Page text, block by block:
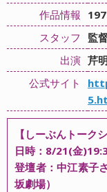
作品情報
スタッフ
監
出演 芹
公式サイト
【しーぶんトーク
日時：8/21(金
登壇者：中江素子
坂劇場）